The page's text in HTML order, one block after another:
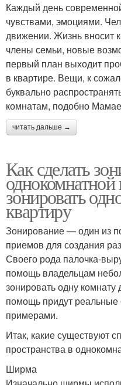
Каждый день
чувствами, эмоциями.
движении. Жизнь вносит
члены семьи, новые
первый план выходит
в квартире. Вещи, к
буквально
комнатам, подобно
читать дальше →
Как сделать
однокомнатной
зонировать
квартиру
Зонирование — один из
приемов для создания
Своего рода палочка-
помощь владельцам
зонировать одну комнату
помощь придут реальные
примерами.
Итак, какие существуют
пространства в
Ширма